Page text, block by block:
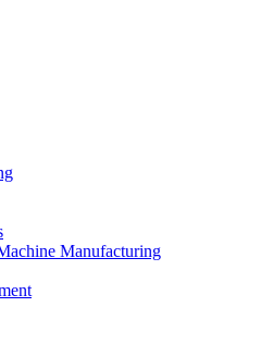
Manufacturing